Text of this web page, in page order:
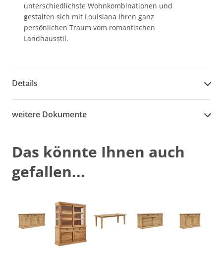
unterschiedlichste Wohnkombinationen und
gestalten sich mit Louisiana Ihren ganz
persönlichen Traum vom romantischen
Landhausstil.
Details
weitere Dokumente
Das könnte Ihnen auch
gefallen...